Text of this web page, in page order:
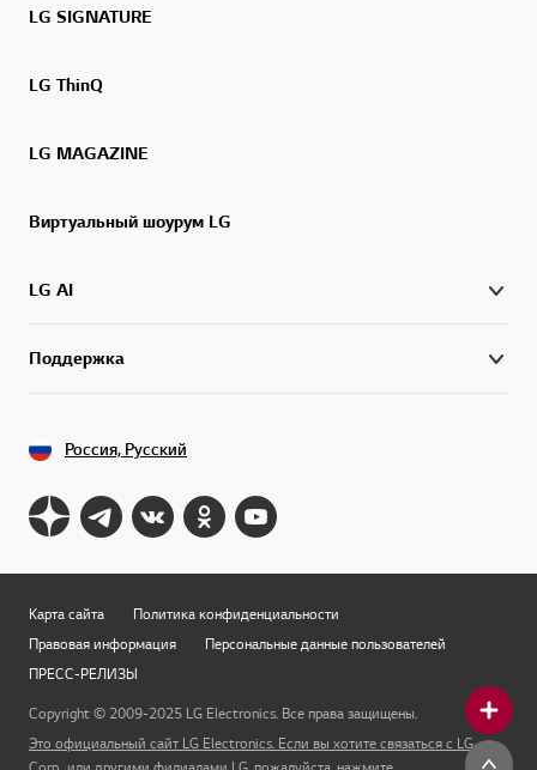
LG SIGNATURE
LG ThinQ
LG MAGAZINE
Виртуальный шоурум LG
LG AI
Поддержка
Россия, Русский
Карта сайта
Политика конфиденциальности
Правовая информация
Персональные данные пользователей
ПРЕСС-РЕЛИЗЫ
Copyright © 2009-2025 LG Electronics. Все права защищены.
Это официальный сайт LG Electronics. Если вы хотите связаться с LG